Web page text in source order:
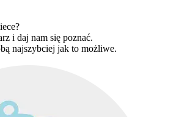
i daj nam się poznać.
najszybciej jak to możliwe.